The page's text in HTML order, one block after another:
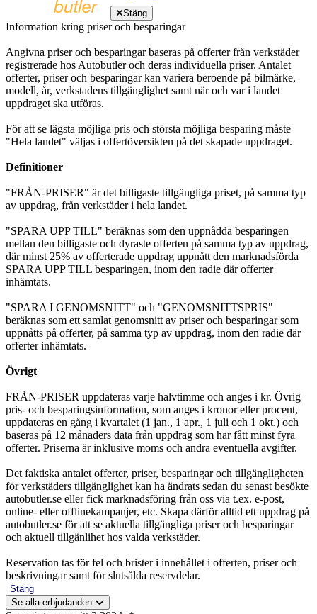
Stäng
Information kring priser och besparingar
Angivna priser och besparingar baseras på offerter från verkstäder
registrerade hos Autobutler och deras individuella priser. Antalet
offerter, priser och besparingar kan variera beroende på bilmärke,
modell, år, verkstadens tillgänglighet samt när och var i landet
uppdraget ska utföras.
För att se lägsta möjliga pris och största möjliga besparing måste
"Hela landet" väljas i offertöversikten på det skapade uppdraget.
Definitioner
"FRÅN-PRISER" är det billigaste tillgängliga priset, på samma typ
av uppdrag, från verkstäder i hela landet.
"SPARA UPP TILL" beräknas som den uppnådda besparingen
mellan den billigaste och dyraste offerten på samma typ av uppdrag,
där minst 25% av offerterade uppdrag uppnått den marknadsförda
SPARA UPP TILL besparingen, inom den radie där offerter
inhämtats.
"SPARA I GENOMSNITT" och "GENOMSNITTSPRIS"
beräknas som ett samlat genomsnitt av priser och besparingar som
uppnåtts på offerter, på samma typ av uppdrag, inom den radie där
offerter inhämtats.
Övrigt
FRÅN-PRISER uppdateras varje halvtimme och anges i kr. Övrig
pris- och besparingsinformation, som anges i kronor eller procent,
uppdateras en gång i kvartalet (1 jan., 1 apr., 1 juli och 1 okt.) och
baseras på 12 månaders data från uppdrag som har fått minst fyra
offerter. Priserna är inklusive moms och andra eventuella avgifter.
Det faktiska antalet offerter, priser, besparingar och tillgängligheten
för verkstäders tillgänglighet kan ha ändrats sedan du senast besökte
autobutler.se eller fick marknadsföring från oss via t.ex. e-post,
online- eller offlinekampanjer, etc. Skapa därför alltid ett uppdrag på
autobutler.se för att se aktuella tillgängliga priser och besparingar
och aktuell tillgänlihet hos valda verkstäder.
Reservation tas för fel och brister i innehållet i offerten, priser och
beskrivningar samt för slutsålda reservdelar.
Stäng
Se alla erbjudanden